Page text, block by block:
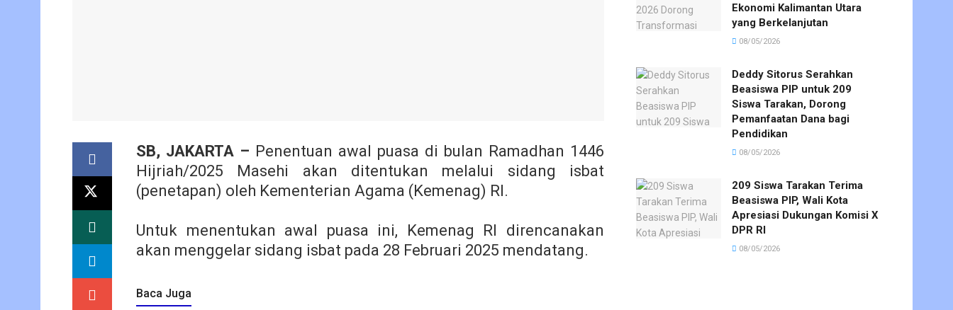
SB, JAKARTA – Penentuan awal puasa di bulan Ramadhan 1446
Hijriah/2025 Masehi akan ditentukan melalui sidang isbat
(penetapan) oleh Kementerian Agama (Kemenag) RI.
Untuk menentukan awal puasa ini, Kemenag RI direncanakan
akan menggelar sidang isbat pada 28 Februari 2025 mendatang.
Baca Juga
Ekonomi Kalimantan Utara
yang Berkelanjutan
08/05/2026
Deddy Sitorus Serahkan
Beasiswa PIP untuk 209
Siswa Tarakan, Dorong
Pemanfaatan Dana bagi
Pendidikan
08/05/2026
209 Siswa Tarakan Terima
Beasiswa PIP, Wali Kota
Apresiasi Dukungan Komisi X
DPR RI
08/05/2026